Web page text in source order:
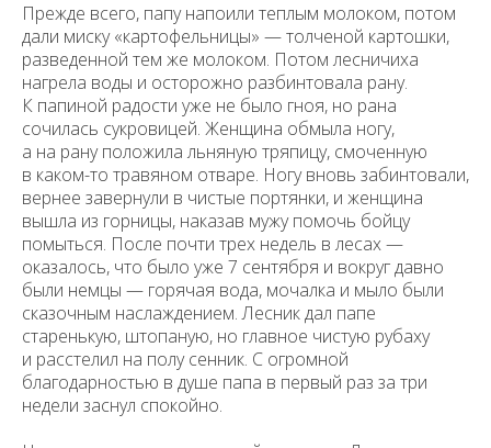
Прежде всего, папу напоили теплым молоком, потом
дали миску «картофельницы» — толченой картошки,
разведенной тем же молоком. Потом лесничиха
нагрела воды и осторожно разбинтовала рану.
К папиной радости уже не было гноя, но рана
сочилась сукровицей. Женщина обмыла ногу,
а на рану положила льняную тряпицу, смоченную
в каком-то травяном отваре. Ногу вновь забинтовали,
вернее завернули в чистые портянки, и женщина
вышла из горницы, наказав мужу помочь бойцу
помыться. После почти трех недель в лесах —
оказалось, что было уже 7 сентября и вокруг давно
были немцы — горячая вода, мочалка и мыло были
сказочным наслаждением. Лесник дал папе
старенькую, штопаную, но главное чистую рубаху
и расстелил на полу сенник. С огромной
благодарностью в душе папа в первый раз за три
недели заснул спокойно.